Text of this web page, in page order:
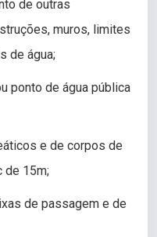
de outras
muros, limites
de água;
ponto de água pública
e de corpos de
de 15m;
de passagem e de